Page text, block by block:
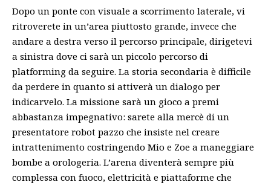
Dopo un ponte con visuale a scorrimento laterale, vi
ritroverete in un’area piuttosto grande, invece che
andare a destra verso il percorso principale, dirigetevi
a sinistra dove ci sarà un piccolo percorso di
platforming da seguire. La storia secondaria è difficile
da perdere in quanto si attiverà un dialogo per
indicarvelo. La missione sarà un gioco a premi
abbastanza impegnativo: sarete alla mercè di un
presentatore robot pazzo che insiste nel creare
intrattenimento costringendo Mio e Zoe a maneggiare
bombe a orologeria. L’arena diventerà sempre più
complessa con fuoco, elettricità e piattaforme che